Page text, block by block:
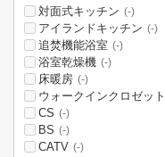
対面式キッチン (-)
アイランドキッチン (-)
追焚機能浴室 (-)
浴室乾燥機 (-)
床暖房 (-)
ウォークインクロゼット
CS (-)
BS (-)
CATV (-)